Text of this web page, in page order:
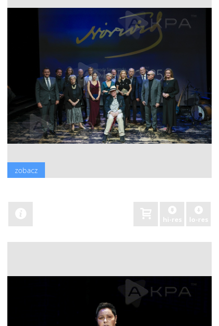
zobacz
hi-res lo-res